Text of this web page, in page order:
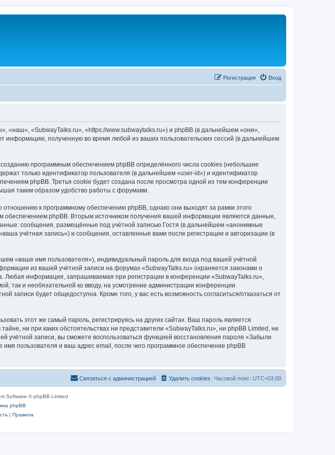
Вход
Регистрация
«наш», «SubwayTalks.ru», «https://www.subwaytalks.ru») и phpBB (в дальнейшем «они»,
информацию, полученную во время любой из ваших пользовательских сессий (в дальнейшем
программным обеспечением phpBB определённого числа cookies (небольшие
только идентификатор пользователя (в дальнейшем «user-id») и идентификатор
phpBB. Третья cookie будет создана после просмотра одной из тем конференции
таким образом удобство работы с форумами.
к программному обеспечению phpBB, однако они выходят за рамки этого
обеспечением phpBB. Вторым источником получения вашей информации являются данные,
сообщения, размещённые под учётной записью Гостя (в дальнейшем «анонимные
учётная запись») и сообщения, оставленные вами после регистрации и авторизации (в
«ваше имя пользователя»), индивидуальный пароль для входа под вашей учётной
из вашей учётной записи на форумах «SubwayTalks.ru» охраняется законами о
информация, запрашиваемая при регистрации в конференции «SubwayTalks.ru»,
так и необязательной ко вводу, на усмотрение администрации конференции
записи будет общедоступна. Кроме того, у вас есть возможность согласиться/отказаться от
этот же самый пароль, регистрируясь на других сайтах. Ваш пароль является
ни при каких обстоятельствах ни представители «SubwayTalks.ru», ни phpBB Limited, ни
учётной записи, вы сможете воспользоваться функцией восстановления пароля «Забыли
пользователя и ваш адрес email, после чего программное обеспечение phpBB
Часовой пояс: UTC+03:00
Удалить cookies
Связаться с администрацией
Software © phpBB Limited
phpBB
| Правила